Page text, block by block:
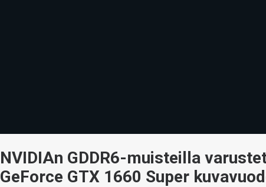
NVIDIAn GDDR6-muisteilla
GeForce GTX 1660 Super